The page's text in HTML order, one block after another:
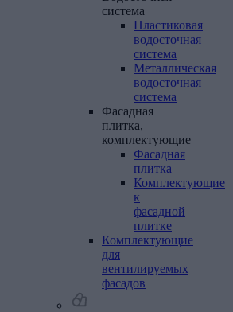
система
Пластиковая
водосточная
система
Металлическая
водосточная
система
Фасадная
плитка,
комплектующие
Фасадная
плитка
Комплектующие
к
фасадной
плитке
Комплектующие
для
вентилируемых
фасадов